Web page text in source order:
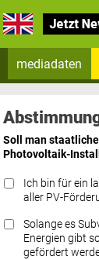
mediadaten
Datenschutz
Soll man
Photovoltaik-
Ich bin für ein
aller PV-
Solange es
Energien gibt
gefördert